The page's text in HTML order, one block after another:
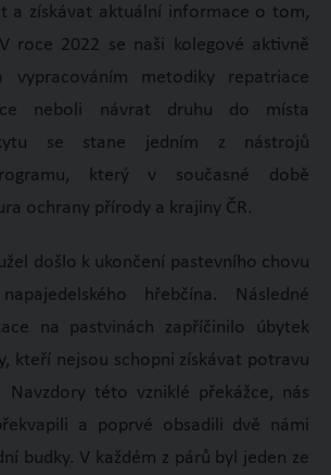
a získávat aktuální informace o tom,
roce 2022 se naši kolegové aktivně
vypracováním metodiky repatriace
neboli návrat druhu do místa
se stane jedním z nástrojů
který v současné době
ochrany přírody a krajiny ČR.
došlo k ukončení pastevního chovu
hřebčína. Následné
na pastvinách zapříčinilo úbytek
kteří nejsou schopni získávat potravu
Navzdory této vzniklé překážce, nás
a poprvé obsadili dvě námi
budky. V každém z párů byl jeden ze